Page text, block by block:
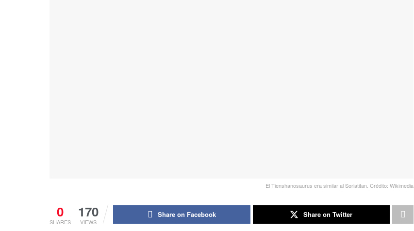
El Tienshanosaurus era similar al Soriatitan. Crédito: Wikimedia
0
SHARES
170
VIEWS
Share on Facebook Share on Twitter